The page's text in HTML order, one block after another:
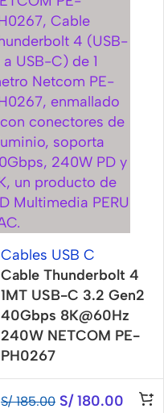
Cables USB C
Cable Thunderbolt 4
1MT USB-C 3.2 Gen2
40Gbps 8K@60Hz
240W NETCOM PE-
PH0267
S/185.00 S/180.00